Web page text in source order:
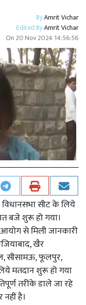
ByAmrit Vichar
Edited ByAmrit Vichar
On 20 Nov 2024 14:56:56
विधानसभा सीट के लिये
बजे शुरू हो गया।
से मिली जानकारी
खैर
सीसामऊ, फूलपुर,
मतदान शुरू हो गया
तरीके डाले जा रहे
है।